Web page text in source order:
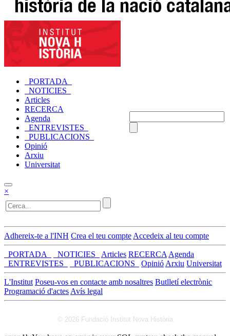
_PORTADA_
_NOTICIES_
Articles
RECERCA
Agenda
_ENTREVISTES_
_PUBLICACIONS_
Opinió
Arxiu
Universitat
×
Adhereix-te a l'INH Crea el teu compte Accedeix al teu compte
_PORTADA_ _NOTICIES_ Articles RECERCA Agenda
_ENTREVISTES_
_PUBLICACIONS_ Opinió Arxiu Universitat
L'Institut Poseu-vos en contacte amb nosaltres Butlletí electrònic
Programació d'actes Avís legal
© 2026 Fundació Institut Nova Història